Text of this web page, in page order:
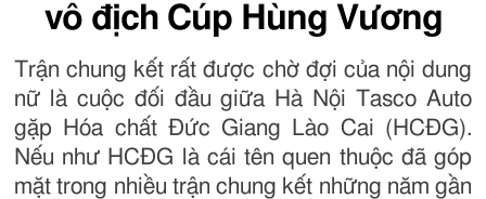
vô địch Cúp Hùng Vương
Trận chung kết rất được chờ đợi của nội dung
nữ là cuộc đối đầu giữa Hà Nội Tasco Auto
gặp Hóa chất Đức Giang Lào Cai (HCĐG).
Nếu như HCĐG là cái tên quen thuộc đã góp
mặt trong nhiều trận chung kết những năm gần